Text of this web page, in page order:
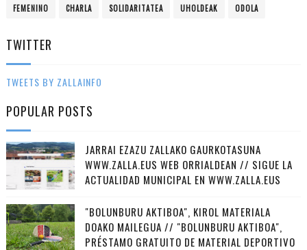
FEMENINO CHARLA SOLIDARITATEA UHOLDEAK ODOLA
TWITTER
TWEETS BY ZALLAINFO
POPULAR POSTS
JARRAI EZAZU ZALLAKO GAURKOTASUNA
WWW.ZALLA.EUS WEB ORRIALDEAN // SIGUE LA
ACTUALIDAD MUNICIPAL EN WWW.ZALLA.EUS
"BOLUNBURU AKTIBOA", KIROL MATERIALA
DOAKO MAILEGUA // "BOLUNBURU AKTIBOA",
PRÉSTAMO GRATUITO DE MATERIAL DEPORTIVO